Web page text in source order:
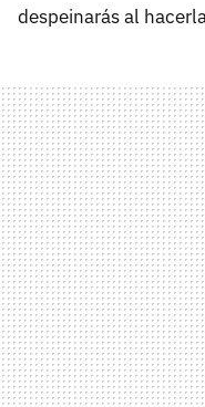
despeinarás al